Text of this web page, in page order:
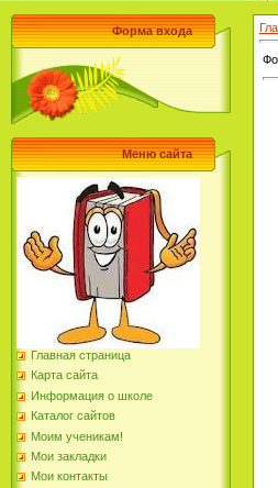
Форма входа
Меню сайта
Главная страница
Карта сайта
Информация о школе
Каталог сайтов
Моим ученикам!
Мои закладки
Мои контакты